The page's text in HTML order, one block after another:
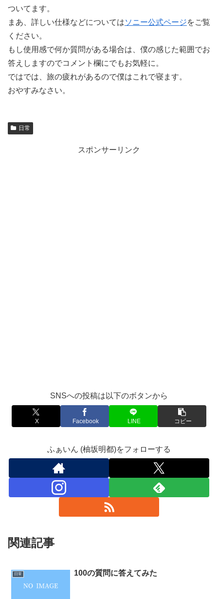
ついてます。
まあ、詳しい仕様などについてはソニー公式ページをご覧
ください。
もし使用感で何か質問がある場合は、僕の感じた範囲でお
答えしますのでコメント欄にでもお気軽に。
ではでは、旅の疲れがあるので僕はこれで寝ます。
おやすみなさい。
日常
スポンサーリンク
SNSへの投稿は以下のボタンから
X Facebook LINE コピー
ふぁいん (柚坂明都)をフォローする
関連記事
日常 100の質問に答えてみた